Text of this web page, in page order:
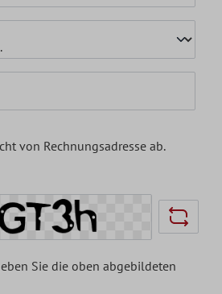
von Rechnungsadresse ab.
Sie die oben abgebildeten